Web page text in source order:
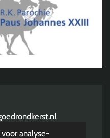
analyse-